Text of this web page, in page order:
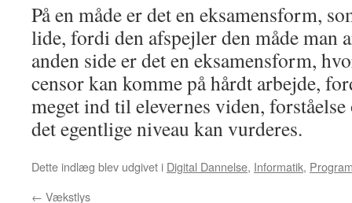
På en måde er det en eksamensform,
lide, fordi den afspejler den måde man
anden side er det en eksamensform,
censor kan komme på hårdt arbejde,
meget ind til elevernes viden,
det egentlige niveau kan vurderes.
Dette indlæg blev udgivet i Digital Dannelse, Informatik,
← Vækstlys